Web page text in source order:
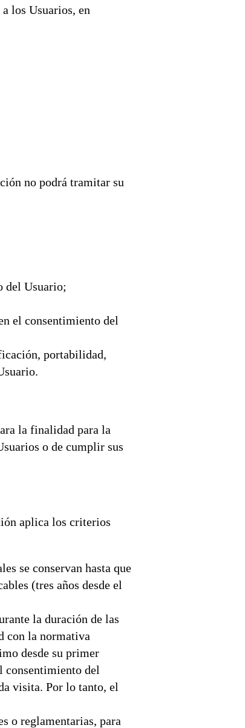
los Usuarios, en
no podrá tramitar su
del Usuario;
el consentimiento del
portabilidad,
la finalidad para la
o de cumplir sus
aplica los criterios
se conservan hasta que
(tres años desde el
la duración de las
con la normativa
desde su primer
consentimiento del
visita. Por lo tanto, el
o reglamentarias, para